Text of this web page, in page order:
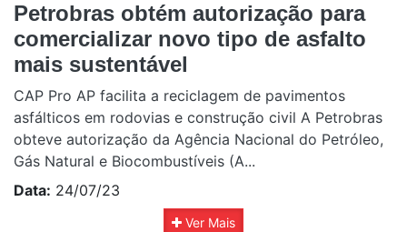
Petrobras obtém autorização para
comercializar novo tipo de asfalto
mais sustentável
CAP Pro AP facilita a reciclagem de pavimentos
asfálticos em rodovias e construção civil A Petrobras
obteve autorização da Agência Nacional do Petróleo,
Gás Natural e Biocombustíveis (A...
Data: 24/07/23
Ver Mais